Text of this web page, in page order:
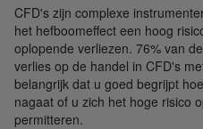
CFD's zijn complexe
het hefboomeffect een hoog
oplopende verliezen. 76% van
verlies op de handel in CFD's
belangrijk dat u goed begrijpt
nagaat of u zich het hoge risico
permitteren.